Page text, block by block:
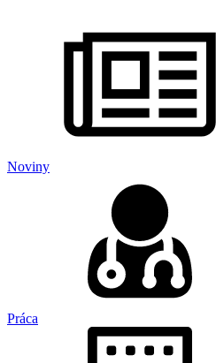
Noviny
Práca